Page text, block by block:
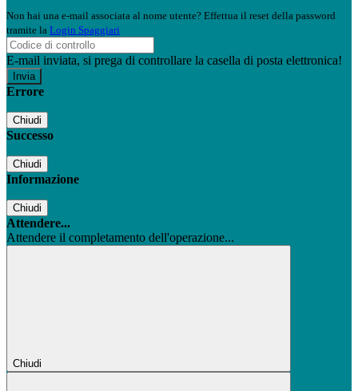
Non hai una e-mail associata al nome utente? Effettua il reset della password
tramite la Login Spaggiari
E-mail inviata, si prega di controllare la casella di posta elettronica!
Errore
Chiudi
Successo
Chiudi
Informazione
Chiudi
Attendere...
Attendere il completamento dell'operazione...
Chiudi